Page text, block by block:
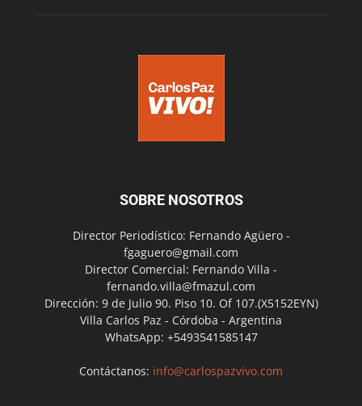
SOBRE NOSOTROS
Director Periodístico: Fernando Agüero -
fgaguero@gmail.com
Director Comercial: Fernando Villa -
fernando.villa@fmazul.com
Dirección: 9 de Julio 90. Piso 10. Of 107.(X5152EYN)
Villa Carlos Paz - Córdoba - Argentina
WhatsApp: +5493541585147
Contáctanos: info@carlospazvivo.com